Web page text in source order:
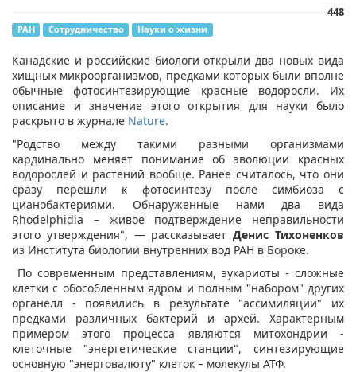
448
РАН Сотрудничество Науки о жизни
​Канадские и российские биологи открыли два новых вида
хищных микроорганизмов, предками которых были вполне
обычные фотосинтезирующие красные водоросли. Их
описание и значение этого открытия для науки было
раскрыто в журнале Nature.
"Родство между такими разными организмами
кардинально меняет понимание об эволюции красных
водорослей и растений вообще. Ранее считалось, что они
сразу перешли к фотосинтезу после симбиоза с
цианобактериями. Обнаруженные нами два вида
Rhodelphidia – живое подтверждение неправильности
этого утверждения", — рассказываетДенис Тихоненков
из Института биологии внутренних вод РАН в Бороке.
По современным представлениям, эукариоты - сложные
клетки с обособленным ядром и полным "набором" других
органелл - появились в результате "ассимиляции" их
предками различных бактерий и архей. Характерным
примером этого процесса являются митохондрии -
клеточные "энергетические станции", синтезирующие
основную "энерговалюту" клеток – молекулы АТФ.